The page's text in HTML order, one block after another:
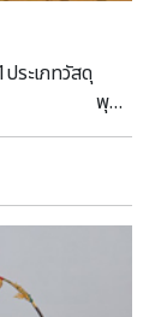
ภทวัสดุ
หมู่ พุทธ
.ม. ยาว 30
าสนา
สาน ได้รับ
ม้า